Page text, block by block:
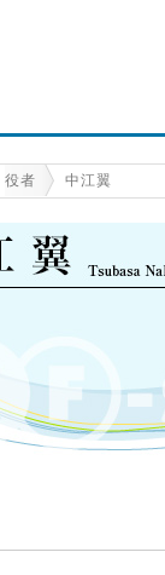
役者 中江翼